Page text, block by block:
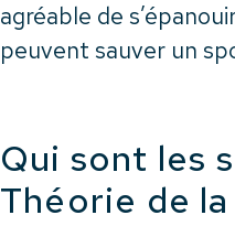
agréable de
peuvent sauver un
Qui sont les
Théorie de